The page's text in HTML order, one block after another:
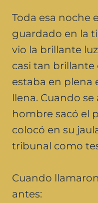
Toda esa noche
guardado en la
vio la brillante
casi tan brillante
estaba en plena
llena. Cuando
hombre sacó el
colocó en su
tribunal como
Cuando
antes: